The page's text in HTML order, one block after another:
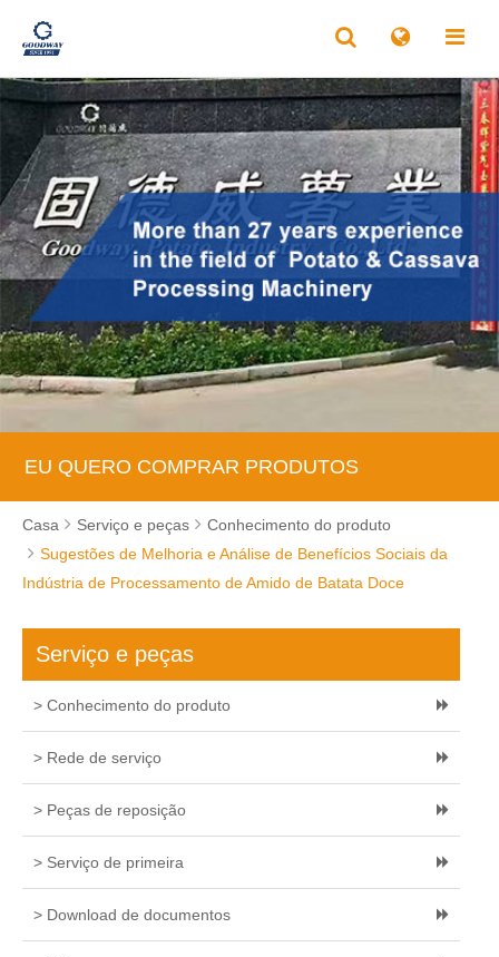
EU QUERO COMPRAR PRODUTOS
Casa Serviço e peças
Conhecimento do produto
Sugestões de Melhoria e Análise de Benefícios Sociais da
Indústria de Processamento de Amido de Batata Doce
Serviço e peças
> Conhecimento do produto
> Rede de serviço
> Peças de reposição
> Serviço de primeira
> Download de documentos